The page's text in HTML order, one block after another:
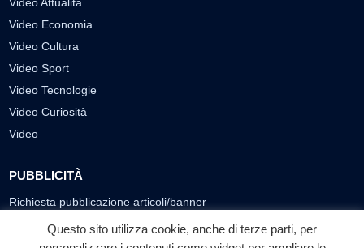
Video Attualità
Video Economia
Video Cultura
Video Sport
Video Tecnologie
Video Curiosità
Video
PUBBLICITÀ
Richiesta pubblicazione articoli/banner
SEGUICI SUI SOCIAL
Questo sito utilizza cookie, anche di terze parti, per